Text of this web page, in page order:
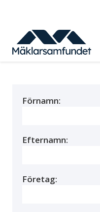
huvudinnehåll
Förnamn:
Efternamn:
Företag: